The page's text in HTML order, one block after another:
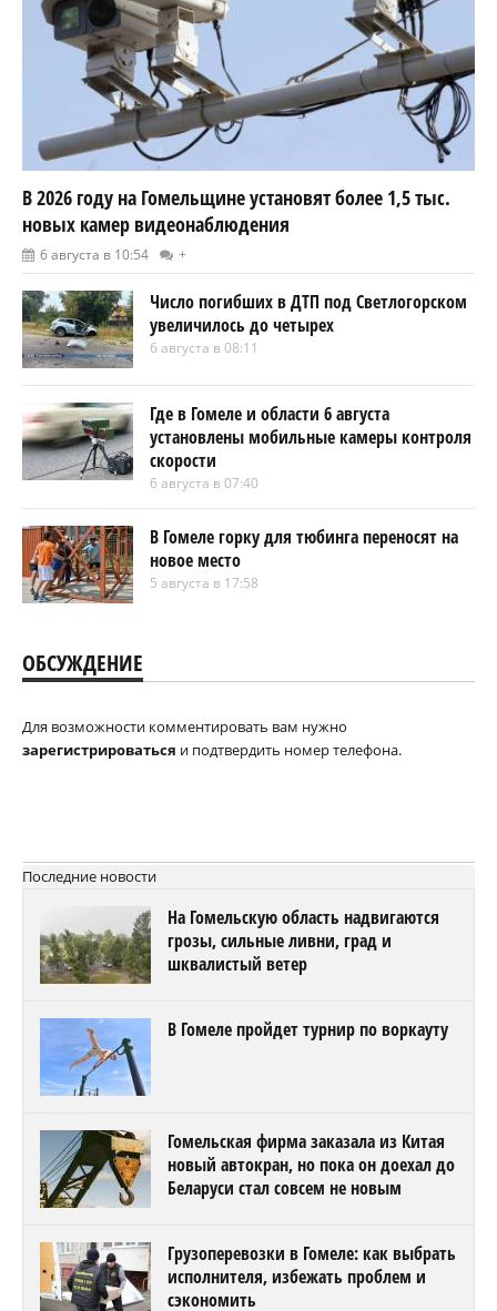
В 2026 году на Гомельщине установят более 1,5 тыс.
новых камер видеонаблюдения
6 августа в 10:54 +
Число погибших в ДТП под Светлогорском
увеличилось до четырех
6 августа в 08:11
Где в Гомеле и области 6 августа
установлены мобильные камеры контроля
скорости
6 августа в 07:40
В Гомеле горку для тюбинга переносят на
новое место
5 августа в 17:58
ОБСУЖДЕНИЕ
Для возможности комментировать вам нужно
зарегистрироваться и подтвердить номер телефона.
Последние новости
На Гомельскую область надвигаются
грозы, сильные ливни, град и
шквалистый ветер
В Гомеле пройдет турнир по воркауту
Гомельская фирма заказала из Китая
новый автокран, но пока он доехал до
Беларуси стал совсем не новым
Грузоперевозки в Гомеле: как выбрать
исполнителя, избежать проблем и
сэкономить